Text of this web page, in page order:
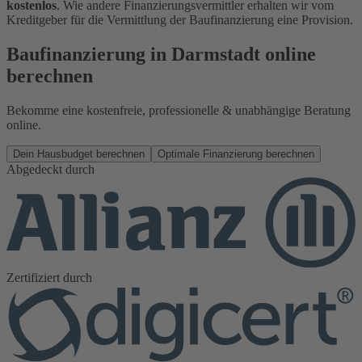
kostenlos. Wie andere Finanzierungsvermittler erhalten wir vom
Kreditgeber für die Vermittlung der Baufinanzierung eine Provision.
Baufinanzierung in Darmstadt online
berechnen
Bekomme eine kostenfreie, professionelle & unabhängige Beratung
online.
Dein Hausbudget berechnen Optimale Finanzierung berechnen
Abgedeckt durch
Zertifiziert durch